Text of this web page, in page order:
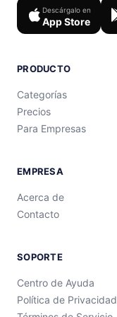
Descárgalo en
App Store
PRODUCTO
Categorías
Precios
Para Empresas
EMPRESA
Acerca de
Contacto
SOPORTE
Centro de Ayuda
Política de Privacidad